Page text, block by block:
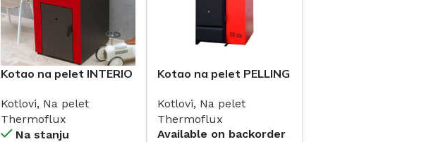
Kotao na pelet INTERIO
kW
Kotlovi, Na pelet
Thermoflux
Na stanju
Kotao na pelet PELLING
Kotlovi, Na pelet
Thermoflux
Available on backorder